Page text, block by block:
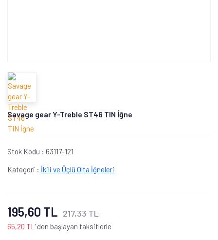
Savage gear Y-Treble ST46 TIN İğne
Stok Kodu : 63117-121
Kategori : İkili ve Üçlü Olta İğneleri
195,60 TL 217,33 TL
65,20 TL ' den başlayan taksitlerle